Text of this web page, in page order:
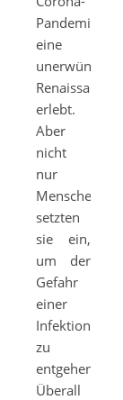
Pandemie
eine
unerwünschte
Renaissance
erlebt.
Aber
nicht
nur
Menschen
setzten
sie ein,
um der
Gefahr
einer
Infektion
zu
entgehen.
Überall